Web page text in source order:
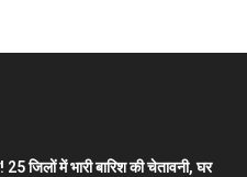
जिलों में भारी बारिश की चेतावनी, घर